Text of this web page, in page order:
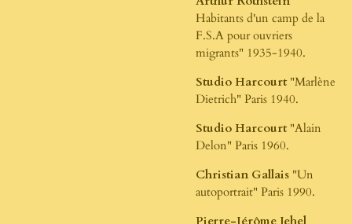
Habitants d'un camp de la
F.S.A pour ouvriers
migrants" 1935-1940.
Studio Harcourt "Marlène
Dietrich" Paris 1940.
Studio Harcourt "Alain
Delon" Paris 1960.
Christian Gallais "Un
autoportrait" Paris 1990.
Pierre-Jérôme Jehel